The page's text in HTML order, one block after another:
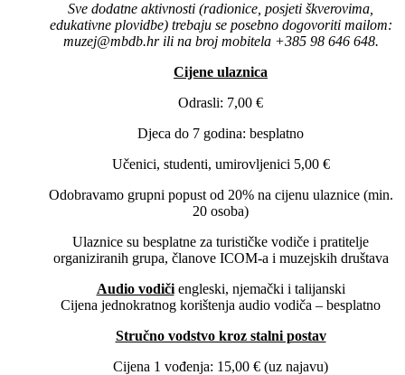
Sve dodatne aktivnosti (radionice, posjeti škverovima,
edukativne plovidbe) trebaju se posebno dogovoriti mailom:
muzej@mbdb.hr ili na broj mobitela +385 98 646 648.
Cijene ulaznica
Odrasli: 7,00 €
Djeca do 7 godina: besplatno
Učenici, studenti, umirovljenici 5,00 €
Odobravamo grupni popust od 20% na cijenu ulaznice (min.
20 osoba)
Ulaznice su besplatne za turističke vodiče i pratitelje
organiziranih grupa, članove ICOM-a i muzejskih društava
Audio vodičiengleski, njemački i talijanski
Cijena jednokratnog korištenja audio vodiča – besplatno
Stručno vodstvo kroz stalni postav
Cijena 1 vođenja: 15,00 € (uz najavu)